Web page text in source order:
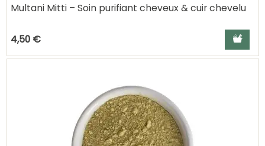
Multani Mitti – Soin purifiant cheveux & cuir chevelu
4,50 € Ajouter